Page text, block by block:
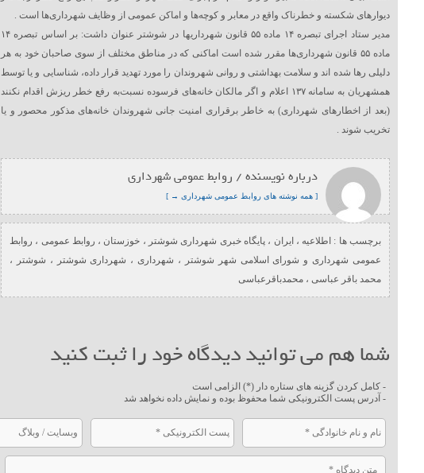
دیوارهای شکسته و خطرناک واقع در معابر و کوچه‌ها و اماکن عمومی از وظایف شهرداری‌ها است .
مدیر ستاد اجرای تبصره ۱۴ ماده ۵۵ قانون شهرداریها در شوشتر عنوان داشت: بر اساس تبصره ۱۴
ماده ۵۵ قانون شهرداری‌ها مقرر شده است اماکنی که در مناطق مختلف از سوی صاحبان خود به هر
دلیلی رها شده اند و سلامت بهداشتی و روانی شهروندان را مورد تهدید قرار داده، شناسایی و یا توسط
همشهریان به سامانه ۱۳۷ اعلام و اگر مالکان خانه‌های فرسوده نسبت‌به رفع خطر ریزش اقدام نکنند
(بعد از اخطارهای شهرداری) به خاطر برقراری امنیت جانی شهروندان خانه‌های مذکور محصور و یا
تخریب شوند .
درباره نویسنده / روابط عمومی شهرداری
[ همه نوشته های روابط عمومی شهرداری → ]
برچسب ها : اطلاعیه ، ایران ،پایگاه خبری شهرداری شوشتر ، خوزستان ، روابط عمومی ، روابط
عمومی شهرداری و شورای اسلامی شهر شوشتر
، شهرداری، شهرداری شوشتر ، شوشتر
،
محمد باقر عباسی ، محمدباقرعباسی
شما هم می توانید دیدگاه خود را ثبت کنید
- کامل کردن گزینه های ستاره دار (*) الزامی است
- آدرس پست الکترونیکی شما محفوظ بوده و نمایش داده نخواهد شد